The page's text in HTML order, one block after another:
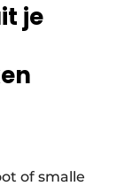
je
of smalle